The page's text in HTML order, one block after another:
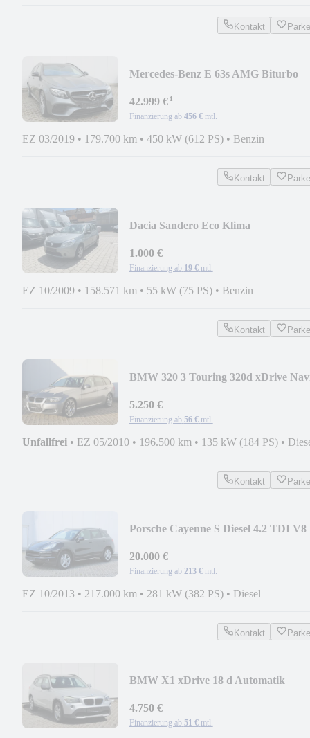
Kontakt
Mercedes-Benz E 63s AMG Biturbo
42.999 €¹
Finanzierung ab 456 € mtl.
EZ 03/2019 • 179.700 km • 450 kW (612 PS) • Benzin
Kontakt
Dacia Sandero Eco Klima
1.000 €
Finanzierung ab 19 € mtl.
EZ 10/2009 • 158.571 km • 55 kW (75 PS) • Benzin
Kontakt
BMW 320 3 Touring 320d xDrive
5.250 €
Finanzierung ab 56 € mtl.
Unfallfrei • EZ 05/2010 • 196.500 km • 135 kW (184 PS) •
Kontakt
Porsche Cayenne S Diesel 4.2 TDI V8
20.000 €
Finanzierung ab 213 € mtl.
EZ 10/2013 • 217.000 km • 281 kW (382 PS) • Diesel
Kontakt
BMW X1 xDrive 18 d Automatik
4.750 €
Finanzierung ab 51 € mtl.